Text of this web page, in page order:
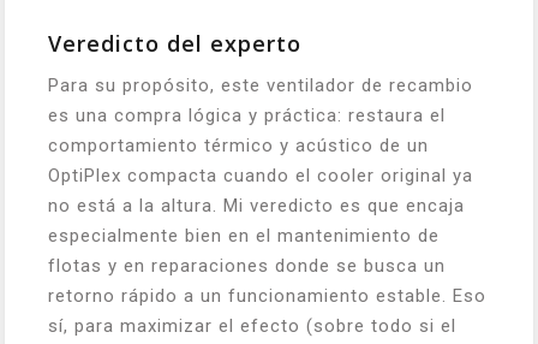
Veredicto del experto
Para su propósito, este ventilador de recambio
es una compra lógica y práctica: restaura el
comportamiento térmico y acústico de un
OptiPlex compacta cuando el cooler original ya
no está a la altura. Mi veredicto es que encaja
especialmente bien en el mantenimiento de
flotas y en reparaciones donde se busca un
retorno rápido a un funcionamiento estable. Eso
sí, para maximizar el efecto (sobre todo si el